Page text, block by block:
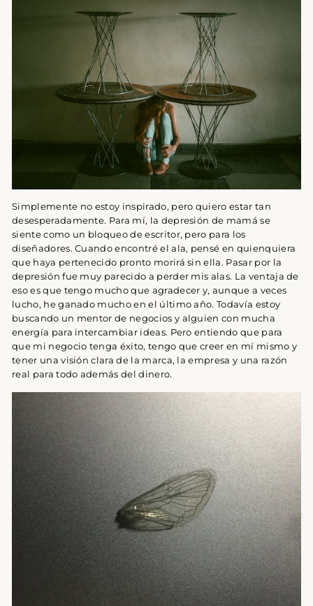
Simplemente no estoy inspirado, pero quiero estar tan
desesperadamente. Para mí, la depresión de mamá se
siente como un bloqueo de escritor, pero para los
diseñadores. Cuando encontré el ala, pensé en quienquiera
que haya pertenecido pronto morirá sin ella. Pasar por la
depresión fue muy parecido a perder mis alas. La ventaja de
eso es que tengo mucho que agradecer y, aunque a veces
lucho, he ganado mucho en el último año. Todavía estoy
buscando un mentor de negocios y alguien con mucha
energía para intercambiar ideas. Pero entiendo que para
que mi negocio tenga éxito, tengo que creer en mí mismo y
tener una visión clara de la marca, la empresa y una razón
real para todo además del dinero.